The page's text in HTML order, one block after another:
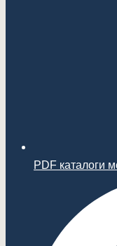
PDF каталоги